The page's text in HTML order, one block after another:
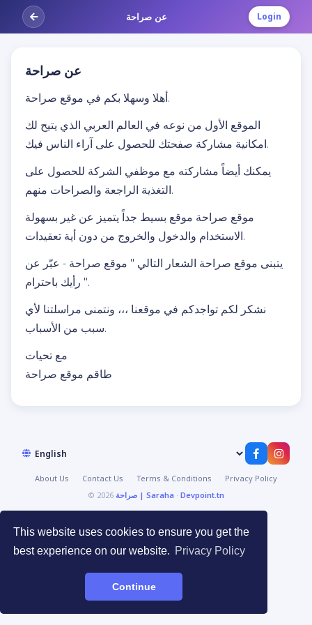
This website uses cookies to ensure you get the
best experience on our website. Privacy Policy
Continue
عن صراحة Login
عن صراحة
أهلا وسهلا بكم في موقع صراحة.
الموقع الأول من نوعه في العالم العربي الذي يتيح لك
امكانية مشاركة صفحتك للحصول على آراء الناس فيك.
يمكنك أيضاً مشاركته مع موظفي الشركة للحصول على
التغذية الراجعة والصراحات منهم.
موقع صراحة موقع بسيط جداً يتميز عن غير بسهولة
الاستخدام والدخول والخروج من دون أية تعقيدات.
يتبنى موقع صراحة الشعار التالي " موقع صراحة - عبّر عن
رأيك باحترام ".
نشكر لكم تواجدكم في موقعنا ،،، ونتمنى مراسلتنا لأي
سبب من الأسباب.
مع تحيات
طاقم موقع صراحة
About Us Contact Us Terms & Conditions
Privacy Policy
© 2026
صراحة | Saraha · Devpoint.tn